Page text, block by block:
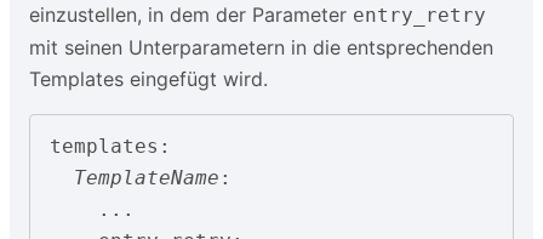
einzustellen, in dem der Parameter entry_retry
mit seinen Unterparametern in die entsprechenden
Templates eingefügt wird.
templates:
TemplateName :